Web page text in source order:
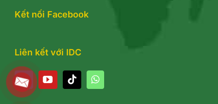
Kết nối Facebook
Liên kết với IDC